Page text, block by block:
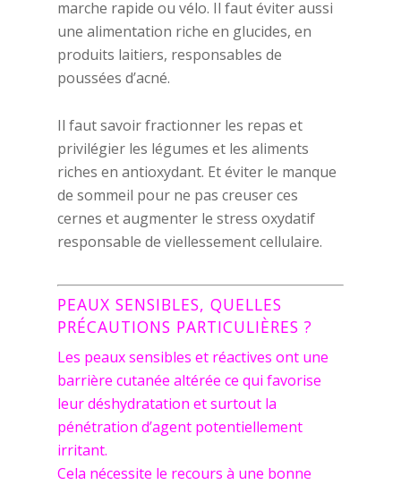
marche rapide ou vélo. Il faut éviter aussi
une alimentation riche en glucides, en
produits laitiers, responsables de
poussées d’acné.
Il faut savoir fractionner les repas et
privilégier les légumes et les aliments
riches en antioxydant. Et éviter le manque
de sommeil pour ne pas creuser ces
cernes et augmenter le stress oxydatif
responsable de viellessement cellulaire.
PEAUX SENSIBLES, QUELLES
PRÉCAUTIONS PARTICULIÈRES ?
Les peaux sensibles et réactives ont une
barrière cutanée altérée ce qui favorise
leur déshydratation et surtout la
pénétration d’agent potentiellement
irritant.
Cela nécessite le recours à une bonne